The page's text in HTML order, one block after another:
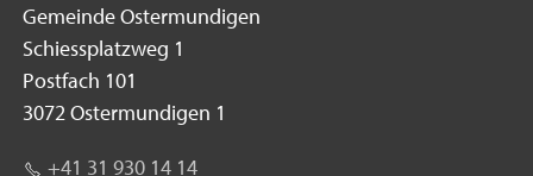
Gemeinde Ostermundigen
Schiessplatzweg 1
Postfach 101
3072 Ostermundigen 1
+41 31 930 14 14